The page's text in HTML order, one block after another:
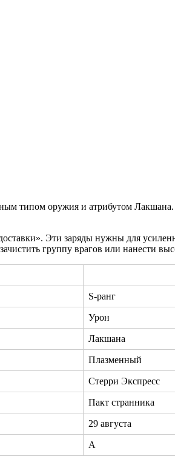
типом оружия и атрибутом
Эти заряды нужны для
группу врагов или нанести
S-ранг
Урон
Лакшана
Плазменный
Стерри Экспресс
Пакт странника
29 августа
A